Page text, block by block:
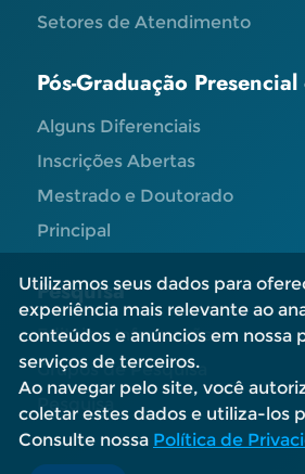
Setores de Atendimento
Pós-Graduação Presencial
Alguns Diferenciais
Inscrições Abertas
Mestrado e Doutorado
Principal
Pesquisa
Editais e Informações
Grupos de Pesquisa
Pesquisa
Utilizamos seus dados para
experiência mais relevante ao
conteúdos e anúncios em nossa
serviços de terceiros.
Ao navegar pelo site, você
coletar estes dados e utiliza-los
Consulte nossa Política de